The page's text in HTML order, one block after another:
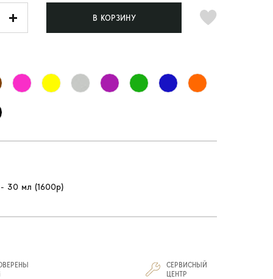
В КОРЗИНУ
30 мл (1600р)
СЕРВИСНЫЙ
ЦЕНТР